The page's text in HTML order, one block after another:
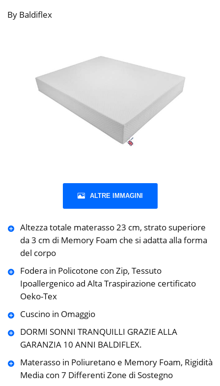
By Baldiflex
ALTRE IMMAGINI
Altezza totale materasso 23 cm, strato superiore
da 3 cm di Memory Foam che si adatta alla forma
del corpo
Fodera in Policotone con Zip, Tessuto
Ipoallergenico ad Alta Traspirazione certificato
Oeko-Tex
Cuscino in Omaggio
DORMI SONNI TRANQUILLI GRAZIE ALLA
GARANZIA 10 ANNI BALDIFLEX.
Materasso in Poliuretano e Memory Foam, Rigidità
Media con 7 Differenti Zone di Sostegno